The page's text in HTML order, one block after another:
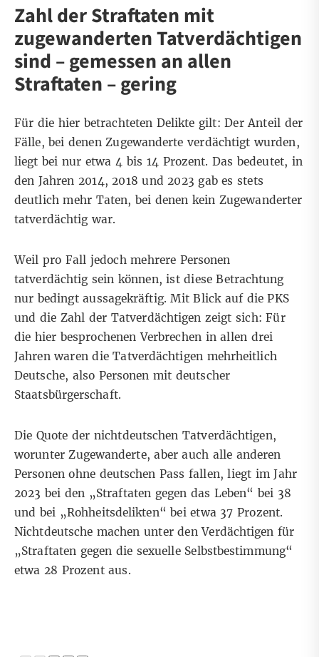
Zahl der Straftaten mit
zugewanderten Tatverdächtigen
sind – gemessen an allen
Straftaten – gering
Für die hier betrachteten Delikte gilt: Der Anteil der
Fälle, bei denen Zugewanderte verdächtigt wurden,
liegt bei nur etwa 4 bis 14 Prozent. Das bedeutet, in
den Jahren 2014, 2018 und 2023 gab es stets
deutlich mehr Taten, bei denen kein Zugewanderter
tatverdächtig war.
Weil pro Fall jedoch mehrere Personen
tatverdächtig sein können, ist diese Betrachtung
nur bedingt aussagekräftig. Mit Blick auf diePKS
und die Zahl der Tatverdächtigen zeigt sich: Für
die hier besprochenen Verbrechen in allen drei
Jahren waren die Tatverdächtigen mehrheitlich
Deutsche, also Personen mit deutscher
Staatsbürgerschaft.
Die Quote der nichtdeutschen Tatverdächtigen,
worunter Zugewanderte, aber auch alle anderen
Personen ohne deutschen Pass fallen, liegt im Jahr
2023 bei den „Straftaten gegen das Leben“ bei 38
und bei „Rohheitsdelikten“ bei etwa 37 Prozent.
Nichtdeutsche machen unter den Verdächtigen für
„Straftaten gegen die sexuelle Selbstbestimmung“
etwa 28 Prozent aus.